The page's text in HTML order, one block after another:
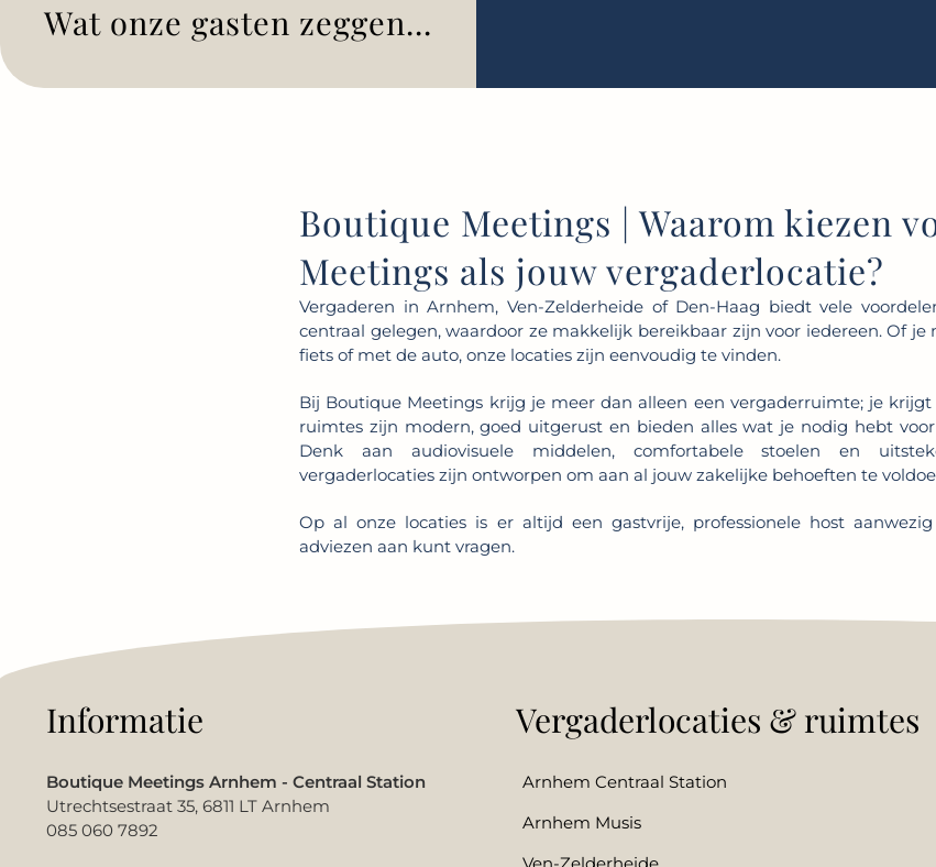
Wat onze gasten zeggen...
Boutique Meetings | Waarom kiezen
Meetings als jouw vergaderlocatie?
Vergaderen in Arnhem, Ven-Zelderheide of Den-Haag biedt vele
centraal gelegen, waardoor ze makkelijk bereikbaar zijn voor iedereen. Of
fiets of met de auto, onze locaties zijn eenvoudig te vinden.
Bij Boutique Meetings krijg je meer dan alleen een vergaderruimte; je
ruimtes zijn modern, goed uitgerust en bieden alles wat je nodig hebt voor
Denk aan audiovisuele middelen, comfortabele stoelen en
vergaderlocaties zijn ontworpen om aan al jouw zakelijke behoeften te
Op al onze locaties is er altijd een gastvrije, professionele host
adviezen aan kunt vragen.
Informatie
Boutique Meetings Arnhem - Centraal Station
Utrechtsestraat 35, 6811 LT Arnhem
085 060 7892
Vergaderlocaties & ruimtes
Arnhem Centraal Station
Arnhem Musis